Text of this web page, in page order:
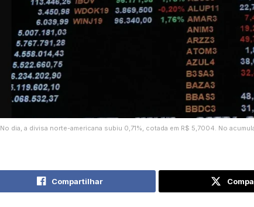
No dia, a divisa norte-americana subiu 0,71%, cotada em R$ 5,7004. No
Compartilhar